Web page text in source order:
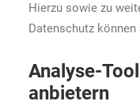
Hierzu sowie zu
Datenschutz
Analyse-
anbietern